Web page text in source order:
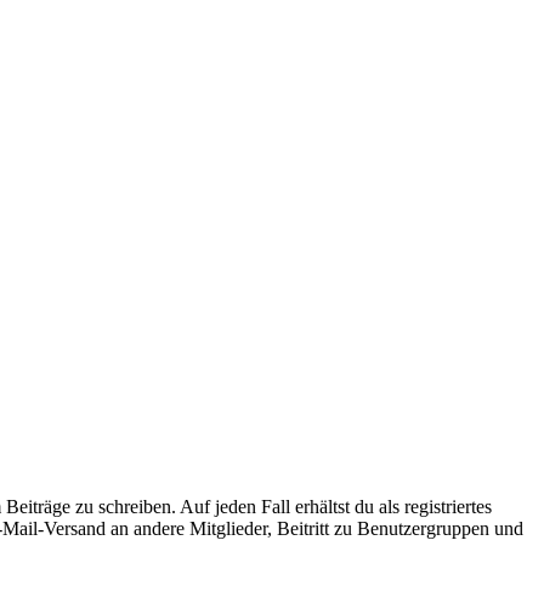
zu schreiben. Auf jeden Fall erhältst du als registriertes
Versand an andere Mitglieder, Beitritt zu Benutzergruppen und